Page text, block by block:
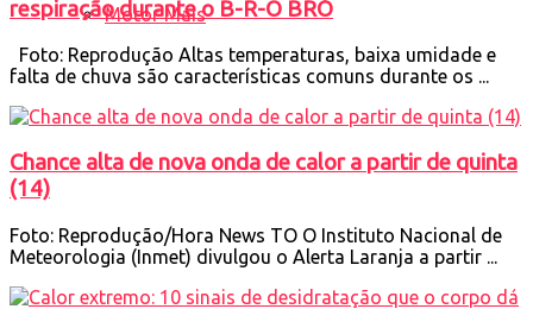
Motor Mais
respiração durante o B-R-O BRÓ
Foto: Reprodução Altas temperaturas, baixa umidade e
falta de chuva são características comuns durante os ...
Chance alta de nova onda de calor a partir de quinta
(14)
Foto: Reprodução/Hora News TO O Instituto Nacional de
Meteorologia (Inmet) divulgou o Alerta Laranja a partir ...